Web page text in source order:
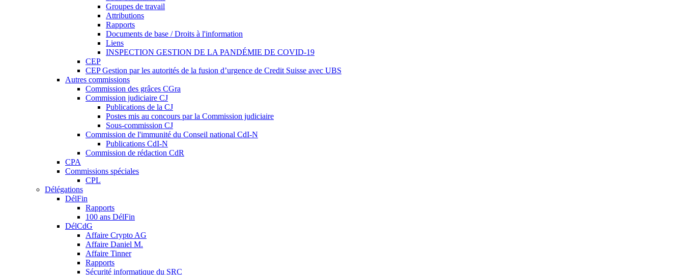
Groupes de travail
Attributions
Rapports
Documents de base / Droits à l'information
Liens
INSPECTION GESTION DE LA PANDÉMIE DE COVID-19
CEP
CEP Gestion par les autorités de la fusion d’urgence de Credit Suisse avec UBS
Autres commissions
Commission des grâces CGra
Commission judiciaire CJ
Publications de la CJ
Postes mis au concours par la Commission judiciaire
Sous-commission CJ
Commission de l'immunité du Conseil national CdI-N
Publications CdI-N
Commission de rédaction CdR
CPA
Commissions spéciales
CPL
Délégations
DélFin
Rapports
100 ans DélFin
DélCdG
Affaire Crypto AG
Affaire Daniel M.
Affaire Tinner
Rapports
Sécurité informatique du SRC